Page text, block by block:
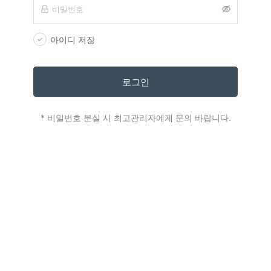
✓ 아이디 저장
로그인
* 비밀번호 분실 시 최고관리자에게 문의 바랍니다.